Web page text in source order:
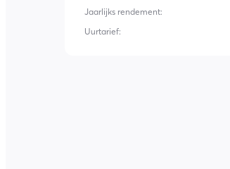
Jaarlijks rendement:
Uurtarief: